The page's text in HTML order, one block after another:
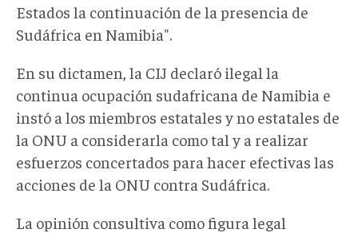
Estados la continuación de la presencia de
Sudáfrica en Namibia".
En su dictamen, la CIJ declaró ilegal la
continua ocupación sudafricana de Namibia e
instó a los miembros estatales y no estatales de
la ONU a considerarla como tal y a realizar
esfuerzos concertados para hacer efectivas las
acciones de la ONU contra Sudáfrica.
La opinión consultiva como figura legal